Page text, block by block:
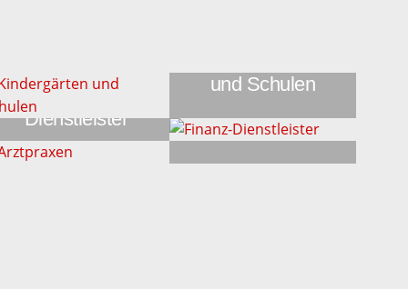
und Schulen
Finanz-
Dienstleister
Arztpraxen